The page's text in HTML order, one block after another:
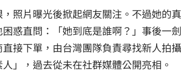
照片曝光後掀起網友關注。不過她的
惑直問：「她到底是誰啊？」事後一
接下單，由台灣團隊負責尋找新人拍
」，過去從未在社群媒體公開亮相。